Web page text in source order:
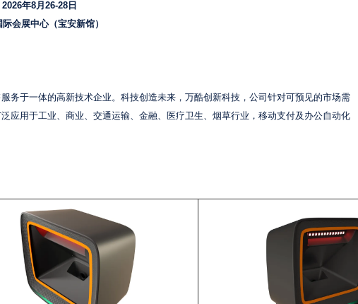
2026年8月26-28日
际会展中心（宝安新馆）
务于一体的高新技术企业。科技创造未来，万酷创新科技，公司针对可预见的市场需
应用于工业、商业、交通运输、金融、医疗卫生、烟草行业，移动支付及办公自动化